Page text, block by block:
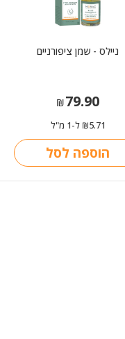
ניילס - שמן ציפורניים
₪79.90
₪5.71 ל-1 מ"ל
הוספה לסל